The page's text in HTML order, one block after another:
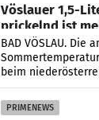
Vöslauer 1,5-
prickelnd ist
Österreichs
BAD VÖSLAU. Die
beim
Absatzzuwächsen
PRIMENEWS